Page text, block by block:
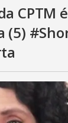
CPTM
(5)